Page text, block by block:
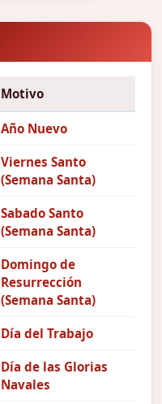
Motivo
Año Nuevo
Viernes Santo
(Semana Santa)
Sabado Santo
(Semana Santa)
Domingo de
Resurrección
(Semana Santa)
Día del Trabajo
Día de las Glorias
Navales